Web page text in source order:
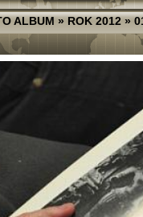
ALBUM»ROK 2012»